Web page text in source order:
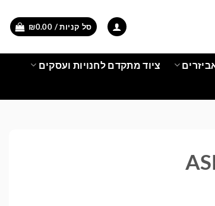
סל קניות / ₪0.00
ציוד מתקדם לחנויות ועסקים